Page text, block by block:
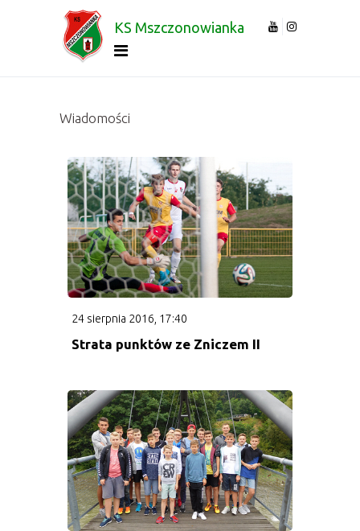
KS Mszczonowianka
Informacje
Historia
Stadion
Komisja Rewizyjna
Trenerzy
Kontakt
Sponsorzy i Partnerzy
Patroni medialni
Wiadomości
24 sierpnia 2016, 17:40
Strata punktów ze Zniczem II